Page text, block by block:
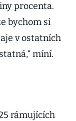
procenta.
bychom si
v ostatních
míní.
rámujících